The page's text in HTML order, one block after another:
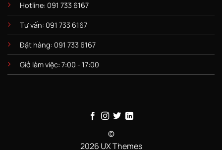
Hotline: 091 733 6167
Tư vấn: 091 733 6167
Đặt hàng: 091 733 6167
Giở làm việc: 7:00 - 17:00
©
2026 UX Themes